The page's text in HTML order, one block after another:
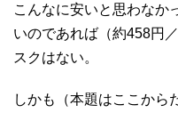
こんなに安いと思わなか
いのであれば（約458円
スクはない。
しかも（本題はここから